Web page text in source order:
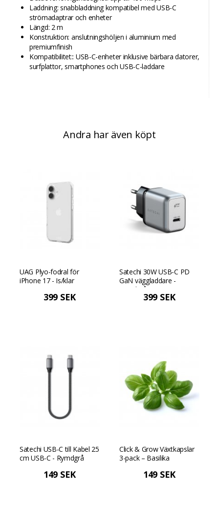
Laddning: snabbladdning kompatibel med USB-C
strömadaptrar och enheter
Längd: 2 m
Konstruktion: anslutningshöljen i aluminium med
premiumfinish
Kompatibilitet:: USB-C-enheter inklusive bärbara datorer,
surfplattor, smartphones och USB-C-laddare
Andra har även köpt
UAG Plyo-fodral för
iPhone 17 - Is/klar
399 SEK
Satechi 30W USB-C PD
GaN väggladdare -
Rymdgrå
399 SEK
Satechi USB-C till Kabel 25
cm USB-C - Rymdgrå
149 SEK
Click & Grow Växtkapslar
3-pack – Basilika
149 SEK